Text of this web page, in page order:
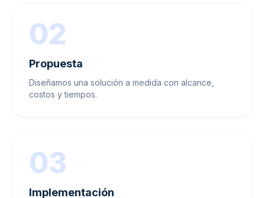
02
Propuesta
Diseñamos una solución a medida con alcance,
costos y tiempos.
03
Implementación